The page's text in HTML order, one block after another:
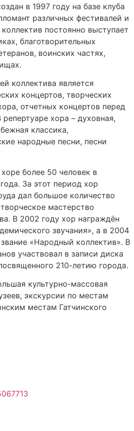
в 1997 году на базе клуба
различных фестивалей и
постоянно выступает
благотворительных
воинских частях,
коллектива является
концертов, творческих
отчетных концертов перед
хора – духовная,
классика,
народные песни, песни
более 50 человек в
За этот период хор
дал большое количество
мастерство
В 2002 году хор награждён
звучания», а в 2004
«Народный коллектив». В
участвовал в записи диска
210-летию города.
культурно-массовая
экскурсии по местам
местам Гатчинского